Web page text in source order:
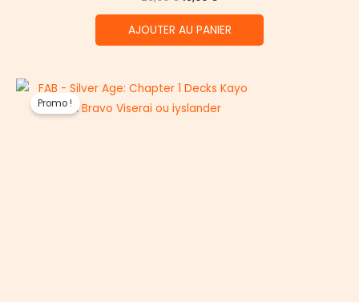
était :
20,00 €.
est :
15,00 €.
AJOUTER AU PANIER
Promo !